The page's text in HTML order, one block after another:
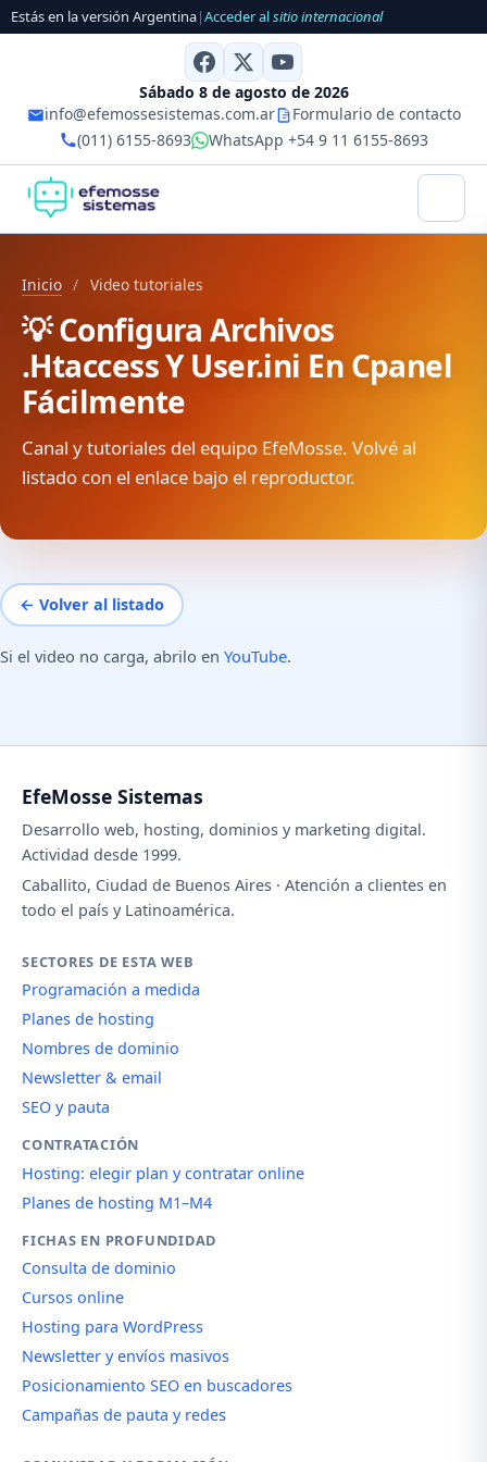
Estás en la versión Argentina|Acceder alsitio internacional
Sábado 8 de agosto de 2026
info@efemossesistemas.com.ar
Formulario de contacto
(011) 6155-8693
WhatsApp +54 9 11 6155-8693
Inicio / Video tutoriales
💡 Configura Archivos
.Htaccess Y User.ini En Cpanel
Fácilmente
Canal y tutoriales del equipo EfeMosse. Volvé al
listado con el enlace bajo el reproductor.
← Volver al listado
Si el video no carga, abrilo en YouTube.
EfeMosse Sistemas
Desarrollo web, hosting, dominios y marketing digital.
Actividad desde 1999.
Caballito, Ciudad de Buenos Aires · Atención a clientes en
todo el país y Latinoamérica.
SECTORES DE ESTA WEB
Programación a medida
Planes de hosting
Nombres de dominio
Newsletter & email
SEO y pauta
CONTRATACIÓN
Hosting: elegir plan y contratar online
Planes de hosting M1–M4
FICHAS EN PROFUNDIDAD
Consulta de dominio
Cursos online
Hosting para WordPress
Newsletter y envíos masivos
Posicionamiento SEO en buscadores
Campañas de pauta y redes